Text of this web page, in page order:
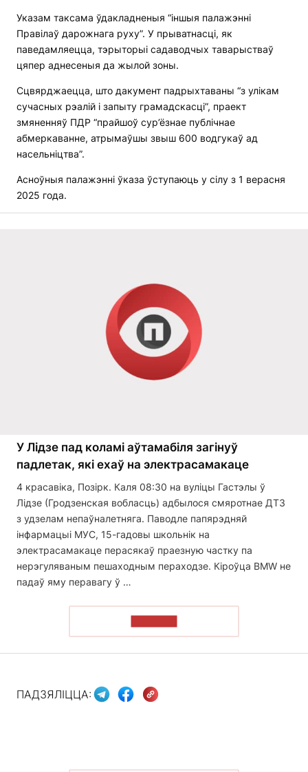
Указам таксама ўдакладненыя “іншыя палажэнні
Правілаў дарожнага руху”. У прыватнасці, як
паведамляецца, тэрыторыі садаводчых таварыстваў
цяпер аднесеныя да жылой зоны.
Сцвярджаецца, што дакумент падрыхтаваны “з улікам
сучасных рэалій і запыту грамадскасці”, праект
змяненняў ПДР “прайшоў сур’ёзнае публічнае
абмеркаванне, атрымаўшы звыш 600 водгукаў ад
насельніцтва”.
Асноўныя палажэнні ўказа ўступаюць у сілу з 1 верасня
2025 года.
У Лідзе пад коламі аўтамабіля загінуў
падлетак, які ехаў на электрасамакаце
4 красавіка, Позірк. Каля 08:30 на вуліцы Гастэлы ў
Лідзе (Гродзенская вобласць) адбылося смяротнае ДТЗ
з удзелам непаўналетняга. Паводле папярэдняй
інфармацыі МУС, 15-гадовы школьнік на
электрасамакаце перасякаў праезную частку па
нерэгуляваным пешаходным пераходзе. Кіроўца BMW не
падаў яму перавагу ў …
ПАДЗЯЛІЦЦА: